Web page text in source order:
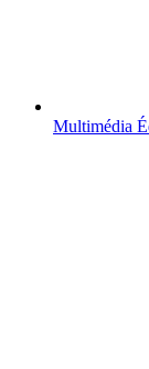
Multimédia